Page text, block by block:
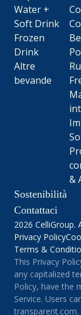
Water +
Soft Drink
Frozen
Drink
Altre
bevande
&
Sostenibilità
Contattaci
2026 CelliGroup.
Privacy Policy
Terms &
This Privacy
any capitalized
Policy, have the
Service. Users